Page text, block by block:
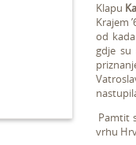
Klapu
Krajem
od
gdje su
Pamtit
vrhu